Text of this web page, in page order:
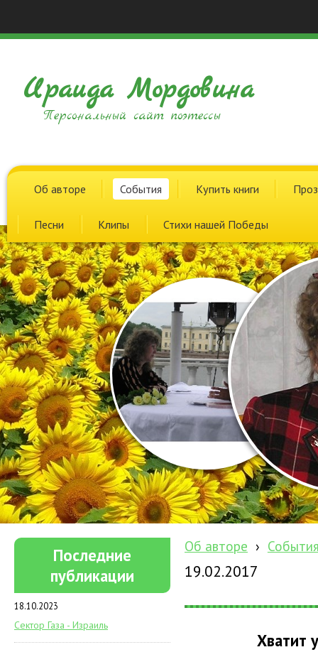
Ираида Мордовина
Персональный сайт поэтессы
Об авторе События Купить книги
Песни Клипы Стихи нашей Победы
Последние
публикации
18.10.2023
Сектор Газа - Израиль
Об авторе ›
19.02.2017
Хватит